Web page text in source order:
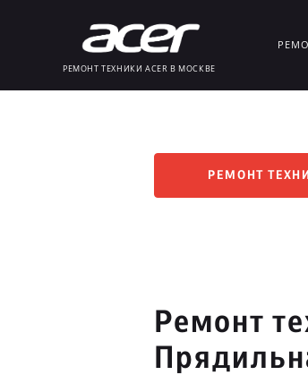
РЕМОНТ ТЕХНИКИ ACER В МОСКВЕ
РЕМОНТ
Ремонт